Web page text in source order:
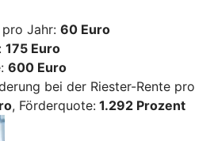
Jahr: 60 Euro
175 Euro
600 Euro
bei der Riester-Rente pro
, Förderquote: 1.292 Prozent